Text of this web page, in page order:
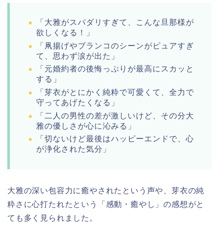
「大雅がスパダリすぎて、こんな旦那様が
欲しくなる！」
「凧揚げやブランコのシーンがピュアすぎ
て、思わず涙が出た」
「元婚約者の後悔っぷりが最高にスカッと
する」
「芽衣がとにかく純粋で可愛くて、全力で
守ってあげたくなる」
「二人の男性の差が激しいけど、その分大
雅の優しさが心に沁みる」
「切ないけど最後はハッピーエンドで、心
が浄化された気分」
大雅の深い包容力に癒やされたという声や、芽衣の純
粋さに心打たれたという「感動・癒やし」の感想がと
ても多く見られました。